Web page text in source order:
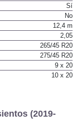
Sí
No
12,4 m
2,05
265/45 R20
275/45 R20
9 x 20
10 x 20
(2019-